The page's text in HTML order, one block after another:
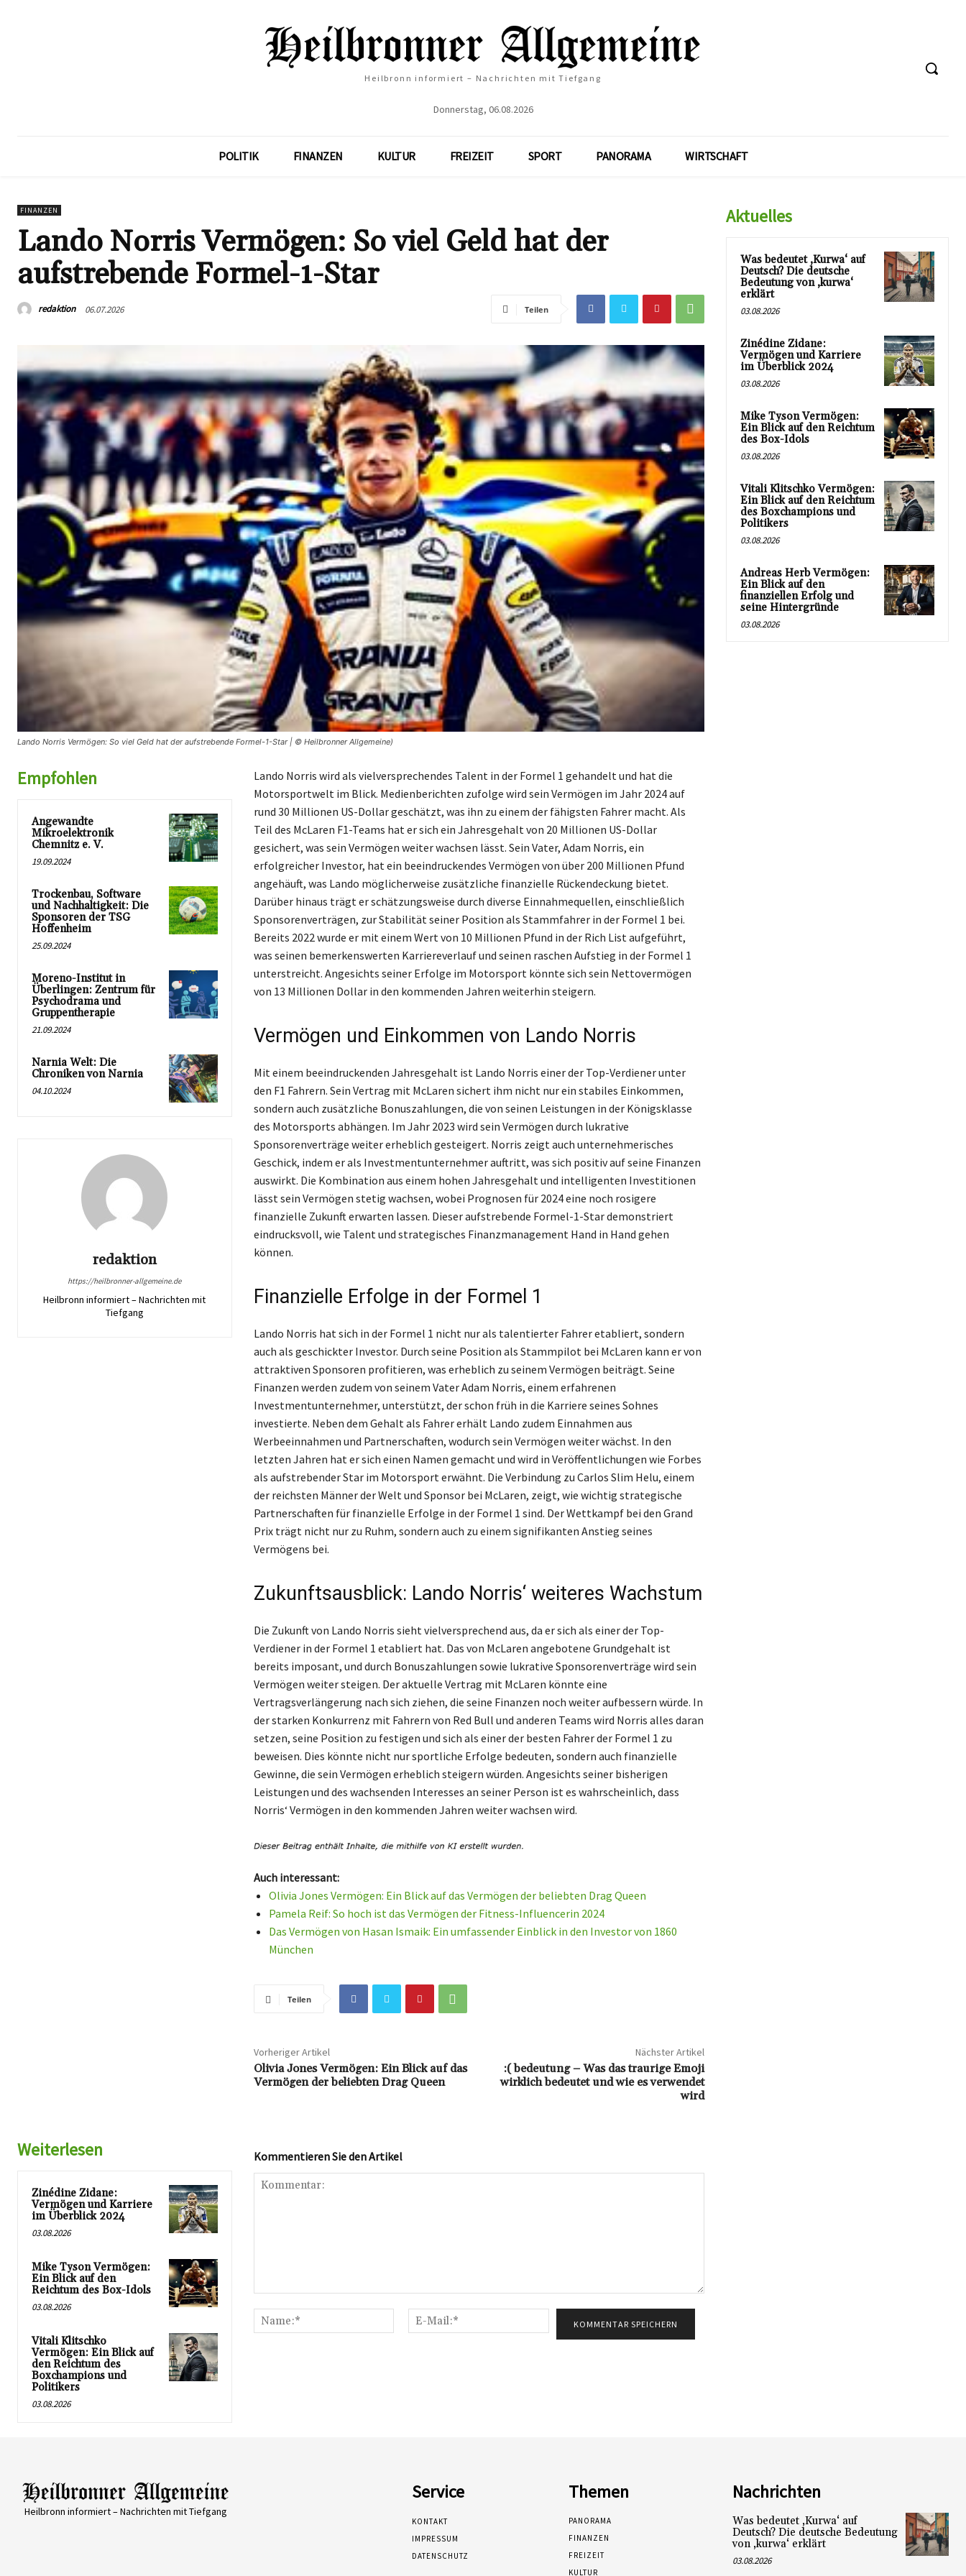
Heilbronn informiert – Nachrichten mit Tiefgang
Donnerstag, 06.08.2026
POLITIK FINANZEN KULTUR FREIZEIT SPORT PANORAMA WIRTSCHAFT
FINANZEN
Lando Norris Vermögen: So viel Geld hat der
aufstrebende Formel-1-Star
redaktion 06.07.2026 Teilen
Lando Norris Vermögen: So viel Geld hat der aufstrebende Formel-1-Star | © Heilbronner Allgemeine)
Empfohlen
Angewandte
Mikroelektronik
Chemnitz e. V.
19.09.2024
Trockenbau, Software
und Nachhaltigkeit: Die
Sponsoren der TSG
Hoffenheim
25.09.2024
Moreno-Institut in
Überlingen: Zentrum für
Psychodrama und
Gruppentherapie
21.09.2024
Narnia Welt: Die
Chroniken von Narnia
04.10.2024
redaktion
https://heilbronner-allgemeine.de
Heilbronn informiert – Nachrichten mit
Tiefgang
Lando Norris wird als vielversprechendes Talent in der Formel 1 gehandelt und hat die
Motorsportwelt im Blick. Medienberichten zufolge wird sein Vermögen im Jahr 2024 auf
rund 30 Millionen US-Dollar geschätzt, was ihn zu einem der fähigsten Fahrer macht. Als
Teil des McLaren F1-Teams hat er sich ein Jahresgehalt von 20 Millionen US-Dollar
gesichert, was sein Vermögen weiter wachsen lässt. Sein Vater, Adam Norris, ein
erfolgreicher Investor, hat ein beeindruckendes Vermögen von über 200 Millionen Pfund
angehäuft, was Lando möglicherweise zusätzliche finanzielle Rückendeckung bietet.
Darüber hinaus trägt er schätzungsweise durch diverse Einnahmequellen, einschließlich
Sponsorenverträgen, zur Stabilität seiner Position als Stammfahrer in der Formel 1 bei.
Bereits 2022 wurde er mit einem Wert von 10 Millionen Pfund in der Rich List aufgeführt,
was seinen bemerkenswerten Karriereverlauf und seinen raschen Aufstieg in der Formel 1
unterstreicht. Angesichts seiner Erfolge im Motorsport könnte sich sein Nettovermögen
von 13 Millionen Dollar in den kommenden Jahren weiterhin steigern.
Vermögen und Einkommen von Lando Norris
Mit einem beeindruckenden Jahresgehalt ist Lando Norris einer der Top-Verdiener unter
den F1 Fahrern. Sein Vertrag mit McLaren sichert ihm nicht nur ein stabiles Einkommen,
sondern auch zusätzliche Bonuszahlungen, die von seinen Leistungen in der Königsklasse
des Motorsports abhängen. Im Jahr 2023 wird sein Vermögen durch lukrative
Sponsorenverträge weiter erheblich gesteigert. Norris zeigt auch unternehmerisches
Geschick, indem er als Investmentunternehmer auftritt, was sich positiv auf seine Finanzen
auswirkt. Die Kombination aus einem hohen Jahresgehalt und intelligenten Investitionen
lässt sein Vermögen stetig wachsen, wobei Prognosen für 2024 eine noch rosigere
finanzielle Zukunft erwarten lassen. Dieser aufstrebende Formel-1-Star demonstriert
eindrucksvoll, wie Talent und strategisches Finanzmanagement Hand in Hand gehen
können.
Finanzielle Erfolge in der Formel 1
Lando Norris hat sich in der Formel 1 nicht nur als talentierter Fahrer etabliert, sondern
auch als geschickter Investor. Durch seine Position als Stammpilot bei McLaren kann er von
attraktiven Sponsoren profitieren, was erheblich zu seinem Vermögen beiträgt. Seine
Finanzen werden zudem von seinem Vater Adam Norris, einem erfahrenen
Investmentunternehmer, unterstützt, der schon früh in die Karriere seines Sohnes
investierte. Neben dem Gehalt als Fahrer erhält Lando zudem Einnahmen aus
Werbeeinnahmen und Partnerschaften, wodurch sein Vermögen weiter wächst. In den
letzten Jahren hat er sich einen Namen gemacht und wird in Veröffentlichungen wie Forbes
als aufstrebender Star im Motorsport erwähnt. Die Verbindung zu Carlos Slim Helu, einem
der reichsten Männer der Welt und Sponsor bei McLaren, zeigt, wie wichtig strategische
Partnerschaften für finanzielle Erfolge in der Formel 1 sind. Der Wettkampf bei den Grand
Prix trägt nicht nur zu Ruhm, sondern auch zu einem signifikanten Anstieg seines
Vermögens bei.
Zukunftsausblick: Lando Norris‘ weiteres Wachstum
Die Zukunft von Lando Norris sieht vielversprechend aus, da er sich als einer der Top-
Verdiener in der Formel 1 etabliert hat. Das von McLaren angebotene Grundgehalt ist
bereits imposant, und durch Bonuszahlungen sowie lukrative Sponsorenverträge wird sein
Vermögen weiter steigen. Der aktuelle Vertrag mit McLaren könnte eine
Vertragsverlängerung nach sich ziehen, die seine Finanzen noch weiter aufbessern würde. In
der starken Konkurrenz mit Fahrern von Red Bull und anderen Teams wird Norris alles daran
setzen, seine Position zu festigen und sich als einer der besten Fahrer der Formel 1 zu
beweisen. Dies könnte nicht nur sportliche Erfolge bedeuten, sondern auch finanzielle
Gewinne, die sein Vermögen erheblich steigern würden. Angesichts seiner bisherigen
Leistungen und des wachsenden Interesses an seiner Person ist es wahrscheinlich, dass
Norris‘ Vermögen in den kommenden Jahren weiter wachsen wird.
Auch interessant:
Olivia Jones Vermögen: Ein Blick auf das Vermögen der beliebten Drag Queen
Pamela Reif: So hoch ist das Vermögen der Fitness-Influencerin 2024
Das Vermögen von Hasan Ismaik: Ein umfassender Einblick in den Investor von 1860
München
Teilen
Vorheriger Artikel
Olivia Jones Vermögen: Ein Blick auf das
Vermögen der beliebten Drag Queen
Nächster Artikel
:( bedeutung – Was das traurige Emoji
wirklich bedeutet und wie es verwendet
wird
Weiterlesen
Zinédine Zidane:
Vermögen und Karriere
im Überblick 2024
03.08.2026
Mike Tyson Vermögen:
Ein Blick auf den
Reichtum des Box-Idols
03.08.2026
Vitali Klitschko
Vermögen: Ein Blick auf
den Reichtum des
Boxchampions und
Politikers
03.08.2026
Kommentieren Sie den Artikel
Name:*
Mail:*
Aktuelles
Was bedeutet ‚Kurwa‘ auf
Deutsch? Die deutsche
Bedeutung von ‚kurwa‘
erklärt
03.08.2026
Zinédine Zidane:
Vermögen und Karriere
im Überblick 2024
03.08.2026
Mike Tyson Vermögen:
Ein Blick auf den Reichtum
des Box-Idols
03.08.2026
Vitali Klitschko Vermögen:
Ein Blick auf den Reichtum
des Boxchampions und
Politikers
03.08.2026
Andreas Herb Vermögen:
Ein Blick auf den
finanziellen Erfolg und
seine Hintergründe
03.08.2026
Heilbronn informiert – Nachrichten mit Tiefgang
Service
KONTAKT
IMPRESSUM
DATENSCHUTZ
Themen
PANORAMA
FINANZEN
FREIZEIT
KULTUR
Nachrichten
Was bedeutet ‚Kurwa‘ auf
Deutsch? Die deutsche Bedeutung
von ‚kurwa‘ erklärt
03.08.2026